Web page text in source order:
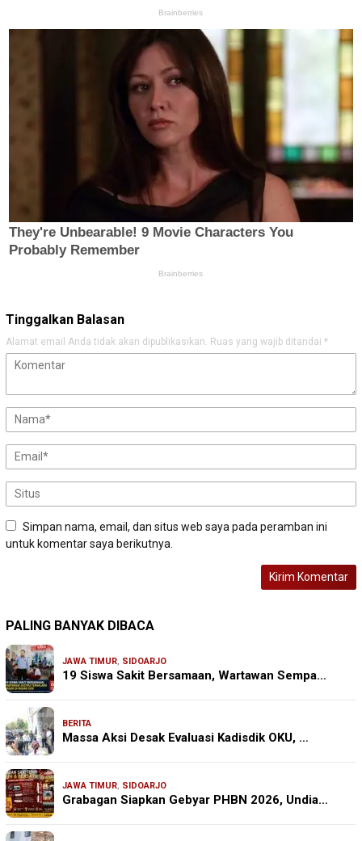
Tinggalkan Balasan
Alamat email Anda tidak akan dipublikasikan. Ruas yang wajib ditandai *
Simpan nama, email, dan situs web saya pada peramban ini
untuk komentar saya berikutnya.
PALING BANYAK DIBACA
JAWA TIMUR, SIDOARJO
19 Siswa Sakit Bersamaan, Wartawan Sempa…
BERITA
Massa Aksi Desak Evaluasi Kadisdik OKU, …
JAWA TIMUR, SIDOARJO
Grabagan Siapkan Gebyar PHBN 2026, Undia…